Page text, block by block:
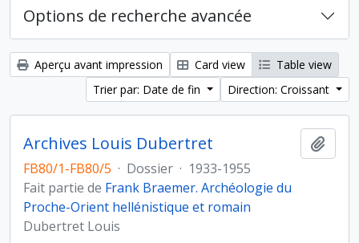
Options de recherche avancée
Aperçu avant impression Card view
Table view
Trier par: Date de fin
Direction: Croissant
Archives Louis Dubertret
FB80/1-FB80/5 · Dossier · 1933-1955
Fait partie de Frank Braemer. Archéologie du
Proche-Orient hellénistique et romain
Dubertret Louis